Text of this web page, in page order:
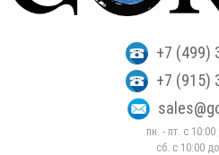
+7 (499)
+7 (915)
пн. - пт. с
сб. c 10:00